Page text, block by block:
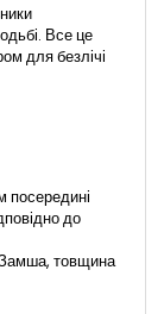
Все це
для безлічі
посередині
до
товщина